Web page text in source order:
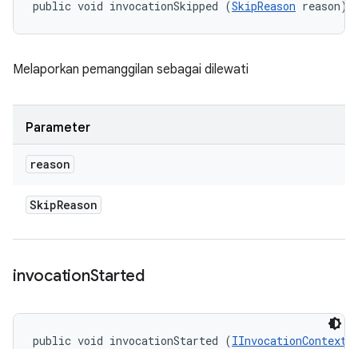
public void invocationSkipped (SkipReason reason)
Melaporkan pemanggilan sebagai dilewati
Parameter
reason
SkipReason
invocationStarted
public void invocationStarted (IInvocationContext